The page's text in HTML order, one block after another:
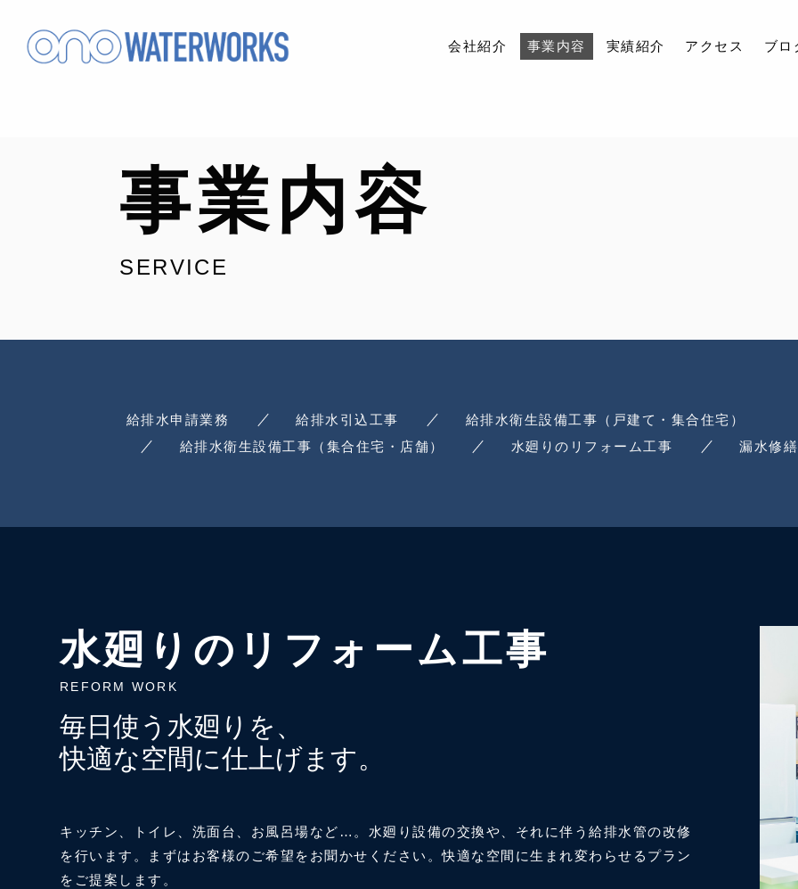
会社紹介 事業内容 実績紹介 アクセス ブロ
事業内容
SERVICE
給排水申請業務 給排水引込工事
給排水衛生設備工事（戸建て・集合住宅）
給排水衛生設備工事（集合住宅・店舗）
水廻りのリフォーム工事 漏水修
水廻りのリフォーム工事
REFORM WORK
毎日使う水廻りを、
快適な空間に仕上げます。
キッチン、トイレ、洗面台、お風呂場など…。水廻り設備の交換や、それに伴う給排水管の改修
を行います。まずはお客様のご希望をお聞かせください。快適な空間に生まれ変わらせるプラン
をご提案します。